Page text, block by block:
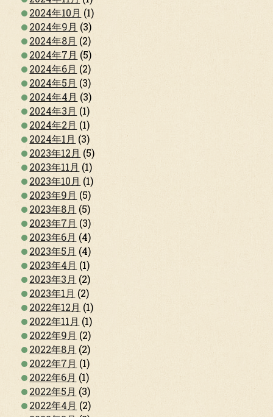
2024年10月 (1)
2024年9月 (3)
2024年8月 (2)
2024年7月 (5)
2024年6月 (2)
2024年5月 (3)
2024年4月 (3)
2024年3月 (1)
2024年2月 (1)
2024年1月 (3)
2023年12月 (5)
2023年11月 (1)
2023年10月 (1)
2023年9月 (5)
2023年8月 (5)
2023年7月 (3)
2023年6月 (4)
2023年5月 (4)
2023年4月 (1)
2023年3月 (2)
2023年1月 (2)
2022年12月 (1)
2022年11月 (1)
2022年9月 (2)
2022年8月 (2)
2022年7月 (1)
2022年6月 (1)
2022年5月 (3)
2022年4月 (2)